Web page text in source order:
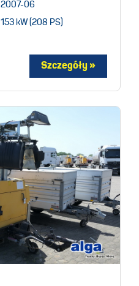
2007-06
153 kW (208 PS)